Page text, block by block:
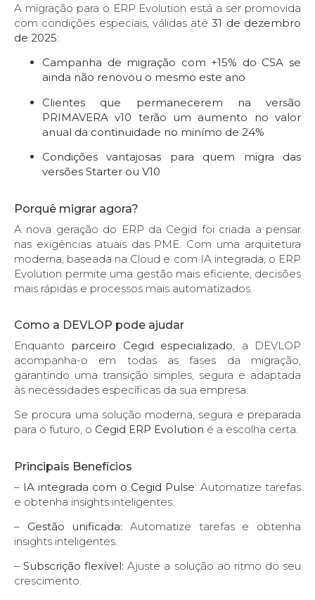
A migração para o ERP Evolution está a ser promovida
com condições especiais, válidas até31 de dezembro
de 2025:
Campanha de migração com +15% do CSA se
ainda não renovou o mesmo este ano
Clientes que permanecerem na versão
PRIMAVERA v10 terão um aumento no valor
anual da continuidade no minímo de 24%
Condições vantajosas para quem migra das
versões Starter ou V10
Porquê migrar agora?
A nova geração do ERP da Cegid foi criada a pensar
nas exigências atuais das PME. Com uma arquitetura
moderna, baseada na Cloud e com IA integrada, o ERP
Evolution permite uma gestão mais eficiente, decisões
mais rápidas e processos mais automatizados.
Como a DEVLOP pode ajudar
Enquanto parceiro Cegid especializado, a DEVLOP
acompanha-o em todas as fases da migração,
garantindo uma transição simples, segura e adaptada
às necessidades específicas da sua empresa.
Se procura uma solução moderna, segura e preparada
para o futuro, o Cegid ERP Evolution é a escolha certa.
Principais Benefícios
– IA integrada com o Cegid Pulse: Automatize tarefas
e obtenha insights inteligentes.
– Gestão unificada:Automatize tarefas e obtenha
insights inteligentes.
–Subscrição flexível:Ajuste a solução ao ritmo do seu
crescimento.